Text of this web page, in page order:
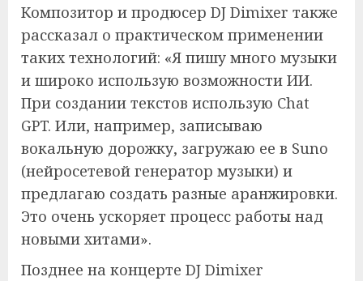
Композитор и продюсер DJ Dimixer также
рассказал о практическом применении
таких технологий: «Я пишу много музыки
и широко использую возможности ИИ.
При создании текстов использую Chat
GPT. Или, например, записываю
вокальную дорожку, загружаю ее в Suno
(нейросетевой генератор музыки) и
предлагаю создать разные аранжировки.
Это очень ускоряет процесс работы над
новыми хитами».
Позднее на концерте DJ Dimixer